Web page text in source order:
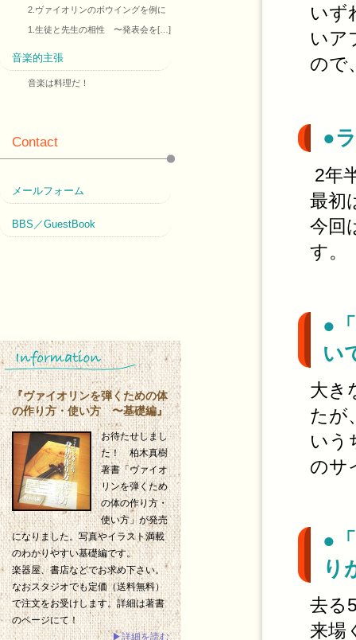
いず
いア
ので
●
2年
最初
今回
す。
●
い
大き
たが
いう
のサ
●
り
去る
来場
2.ヴァイオリンのボウイングを例に
1.生徒と先生の相性 〜発表会を[…]
音楽的主張
音楽は料理だ！
Contact
メールフォーム
BBS／GuestBook
『ヴァイオリンを弾くための体
の作り方・使い方 〜基礎編』
お待たせしまし
た！ 柏木真樹
著書「ヴァイオ
リンを弾くため
の体の作り方・
使い方」が発売
になりました。写真やイラスト満載
のわかりやすい基礎編です。
楽器屋、書店などでお求め下さい。
なおスタジオでも定価（送料無料）
で注文をお受けします。詳細は著書
のページにて！
▶詳細を読む